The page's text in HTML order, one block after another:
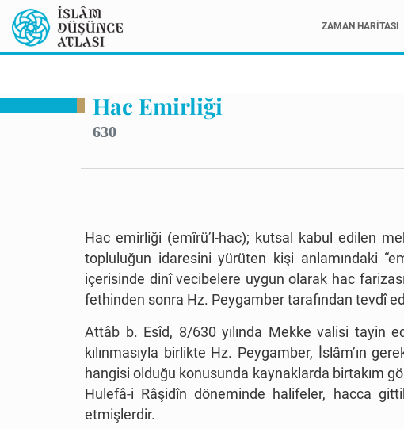
ZAMAN HARİTASI
Hac Emirliği
630
Hac emirliği (emîrü’l-hac); kutsal kabul edilen
topluluğun idaresini yürüten kişi anlamındaki
içerisinde dinî vecibelere uygun olarak hac
fethinden sonra Hz. Peygamber tarafından tevdî
Attâb b. Esîd, 8/630 yılında Mekke valisi tayin
kılınmasıyla birlikte Hz. Peygamber, İslâm’ın
hangisi olduğu konusunda kaynaklarda birtakım
Hulefâ-i Râşidîn döneminde halifeler, hacca
etmişlerdir.